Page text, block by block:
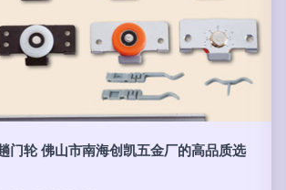
门轮 佛山市南海创凯五金厂的高品质选